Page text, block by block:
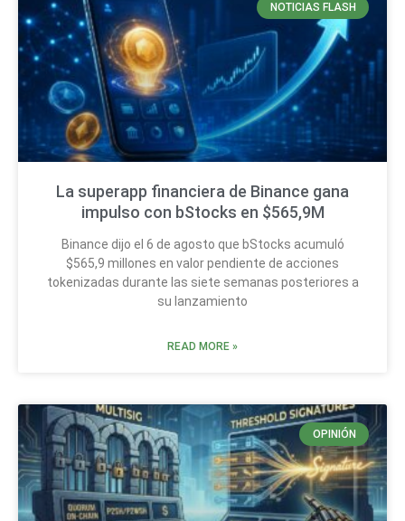
NOTICIAS FLASH
La superapp financiera de Binance gana
impulso con bStocks en $565,9M
Binance dijo el 6 de agosto que bStocks acumuló
$565,9 millones en valor pendiente de acciones
tokenizadas durante las siete semanas posteriores a
su lanzamiento
READ MORE »
OPINIÓN